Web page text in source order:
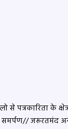
पत्रकारिता के
समर्पण// जरूरतमंद